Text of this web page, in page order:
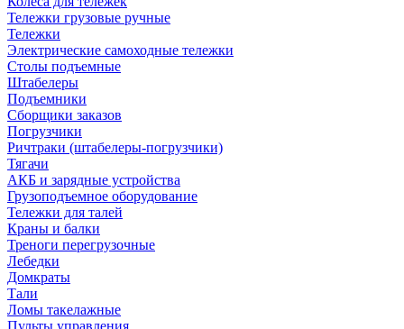
Тележки грузовые ручные
Тележки
Электрические самоходные тележки
Столы подъемные
Штабелеры
Подъемники
Сборщики заказов
Погрузчики
Ричтраки (штабелеры-погрузчики)
Тягачи
АКБ и зарядные устройства
Грузоподъемное оборудование
Тележки для талей
Краны и балки
Треноги перегрузочные
Лебедки
Домкраты
Тали
Ломы такелажные
Пульты управления